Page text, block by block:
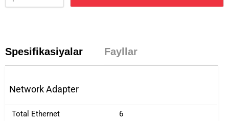
Spesifikasiyalar Fayllar
Network Adapter
Total Ethernet
6